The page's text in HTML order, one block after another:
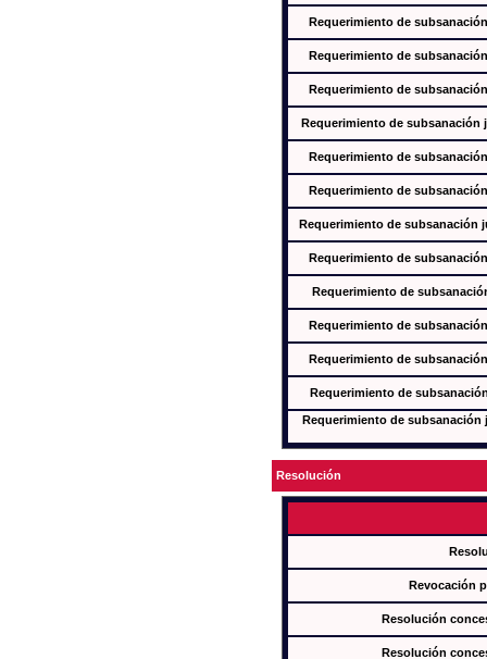
Requerimiento de
Requerimiento de
Requerimiento de
Requerimiento de subsanación
Requerimiento de
Requerimiento de
Requerimiento de subsanación
Requerimiento de
Requerimiento de
Requerimiento de
Requerimiento de
Requerimiento de
Requerimiento de
Resolución
Revocación
Resolución
Resolución